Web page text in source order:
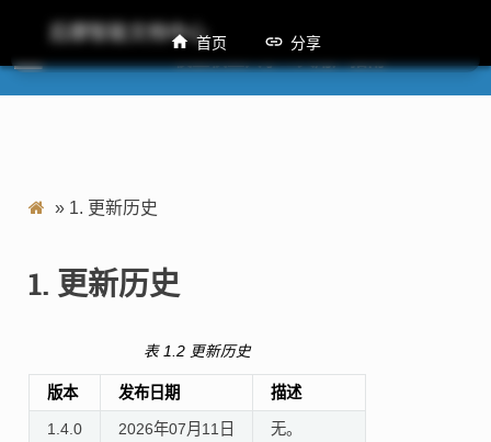
后摩智能文档中心
M50 模型权重共享工具用户指南
» 1. 更新历史
1. 更新历史
表 1.2 更新历史
版本 发布日期 描述
1.4.0 2026年07月11日 无。
首页 分享